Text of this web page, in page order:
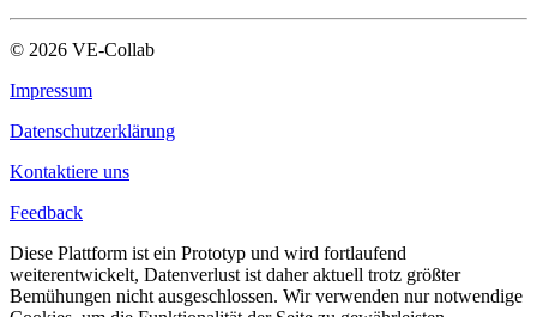
© 2026 VE-Collab
Impressum
Datenschutzerklärung
Kontaktiere uns
Feedback
Diese Plattform ist ein Prototyp und wird fortlaufend
weiterentwickelt, Datenverlust ist daher aktuell trotz größter
Bemühungen nicht ausgeschlossen. Wir verwenden nur notwendige